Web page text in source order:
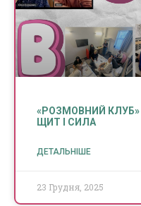
«РОЗМОВНИЙ
ЩИТ І СИЛА
ДЕТАЛЬНІШЕ
23 Грудня, 2025